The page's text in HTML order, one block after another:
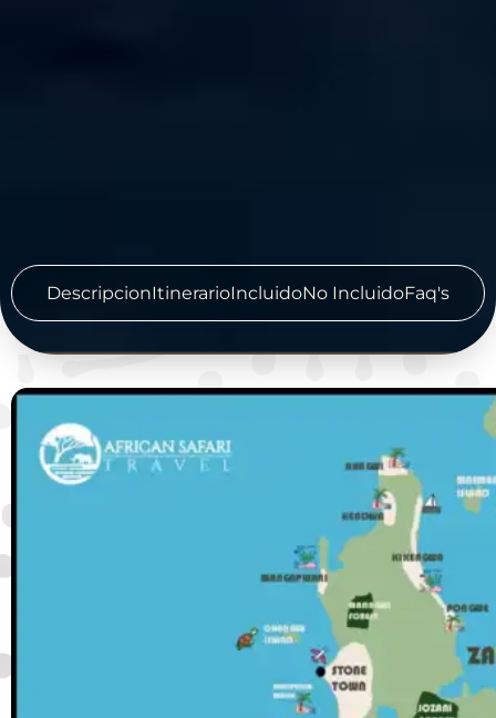
DescripcionItinerarioIncluidoNo IncluidoFaq's